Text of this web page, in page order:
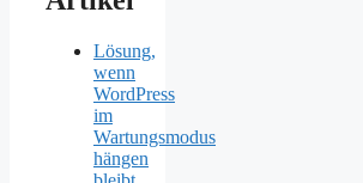
Lösung,
wenn
WordPress
im
Wartungsmodus
hängen